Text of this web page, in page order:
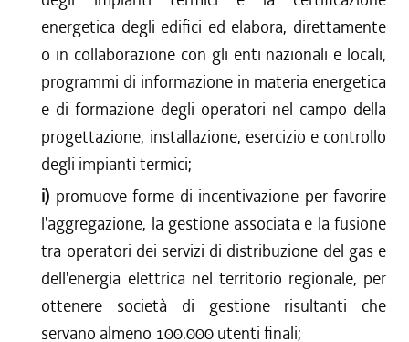
energetica degli edifici ed elabora, direttamente
o in collaborazione con gli enti nazionali e locali,
programmi di informazione in materia energetica
e di formazione degli operatori nel campo della
progettazione, installazione, esercizio e controllo
degli impianti termici;
i) promuove forme di incentivazione per favorire
l'aggregazione, la gestione associata e la fusione
tra operatori dei servizi di distribuzione del gas e
dell'energia elettrica nel territorio regionale, per
ottenere società di gestione risultanti che
servano almeno 100.000 utenti finali;